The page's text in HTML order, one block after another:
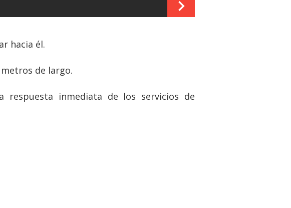
hacia él.
de largo.
respuesta inmediata de los servicios de